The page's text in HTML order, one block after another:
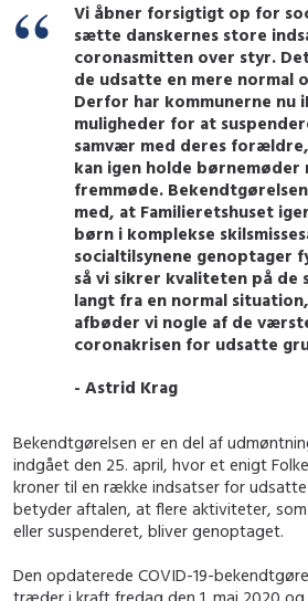
Vi åbner forsigtigt op for
sætte danskernes store
coronasmitten over styr.
de udsatte en mere normal
Derfor har kommunerne nu
muligheder for at
samvær med deres
kan igen holde børnemøder
fremmøde.
med, at Familieretshuset
børn i komplekse
socialtilsynene genoptager
så vi sikrer kvaliteten på de
langt fra en normal
afbøder vi nogle af de
coronakrisen for udsatte
- Astrid Krag
Bekendtgørelsen er en del af
indgået den 25. april, hvor et enigt
kroner til en række indsatser for udsatte
betyder aftalen, at flere aktiviteter,
eller suspenderet, bliver genoptaget.
Den opdaterede COVID-19-